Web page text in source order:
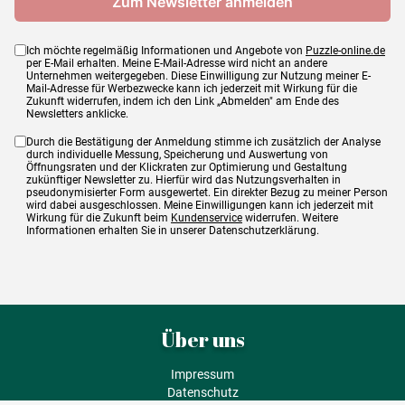
Ich möchte regelmäßig Informationen und Angebote von Puzzle-online.de
per E-Mail erhalten. Meine E-Mail-Adresse wird nicht an andere
Unternehmen weitergegeben. Diese Einwilligung zur Nutzung meiner E-
Mail-Adresse für Werbezwecke kann ich jederzeit mit Wirkung für die
Zukunft widerrufen, indem ich den Link „Abmelden" am Ende des
Newsletters anklicke.
Durch die Bestätigung der Anmeldung stimme ich zusätzlich der Analyse
durch individuelle Messung, Speicherung und Auswertung von
Öffnungsraten und der Klickraten zur Optimierung und Gestaltung
zukünftiger Newsletter zu. Hierfür wird das Nutzungsverhalten in
pseudonymisierter Form ausgewertet. Ein direkter Bezug zu meiner Person
wird dabei ausgeschlossen. Meine Einwilligungen kann ich jederzeit mit
Wirkung für die Zukunft beim Kundenservice widerrufen. Weitere
Informationen erhalten Sie in unserer Datenschutzerklärung.
Über uns
Impressum
Datenschutz